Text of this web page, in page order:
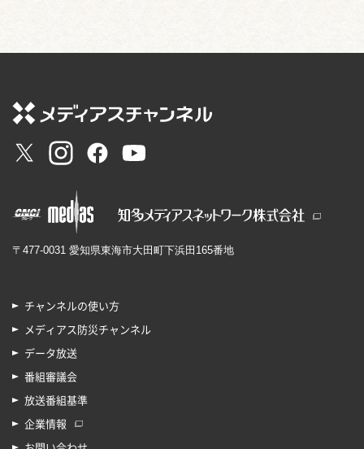
〒477-0031 愛知県東海市大田町下浜田165番地
チャンネルの使い方
メディアス防災チャンネル
データ放送
番組審議会
放送番組基準
企業情報